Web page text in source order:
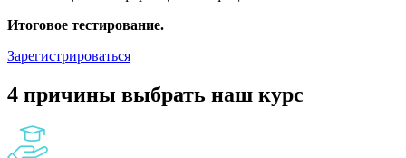
Итоговое тестирование.
Зарегистрироваться
4 причины выбрать наш курс